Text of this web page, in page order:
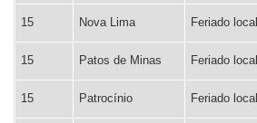
15 Nova Lima Feriado local
15 Patos de Minas Feriado local
15 Patrocínio Feriado local